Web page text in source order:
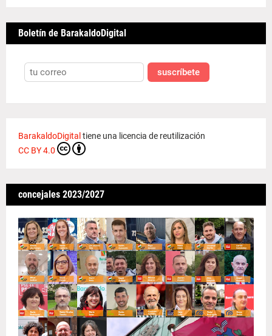
Boletín de BarakaldoDigital
suscríbete
BarakaldoDigital tiene una licencia de reutilización
CC BY 4.0
concejales 2023/2027